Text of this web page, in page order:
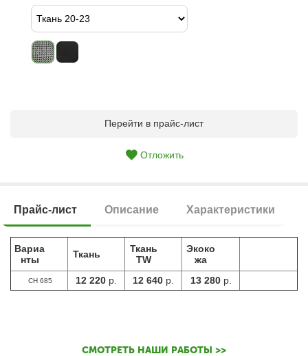
Перейти в прайс-лист
Отложить
Прайс-лист Описание Характеристики
Вариа
нты
Ткань
Ткань
TW
Экоко
жа
CH 685 12 220 р. 12 640 р. 13 280р.
СМОТРЕТЬ НАШИ РАБОТЫ >>